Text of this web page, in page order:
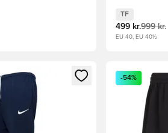
TF
499 kr.999 kr.
EU 40, EU 40½
at logge ind eller tilmelde dig som
Åbner en
-54%